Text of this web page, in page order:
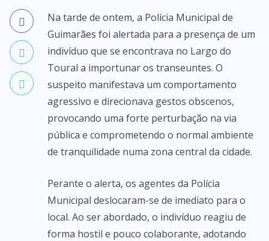
Na tarde de ontem, a Polícia Municipal de
Guimarães foi alertada para a presença de um
indivíduo que se encontrava no Largo do
Toural a importunar os transeuntes. O
suspeito manifestava um comportamento
agressivo e direcionava gestos obscenos,
provocando uma forte perturbação na via
pública e comprometendo o normal ambiente
de tranquilidade numa zona central da cidade.
Perante o alerta, os agentes da Polícia
Municipal deslocaram-se de imediato para o
local. Ao ser abordado, o indivíduo reagiu de
forma hostil e pouco colaborante, adotando